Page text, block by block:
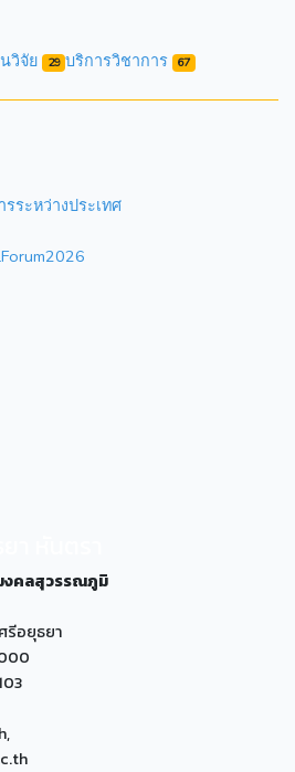
วิจัย 29 บริการวิชาการ 67
ระหว่างประเทศ
งคลสุวรรณภูมิ
รีอยุธยา